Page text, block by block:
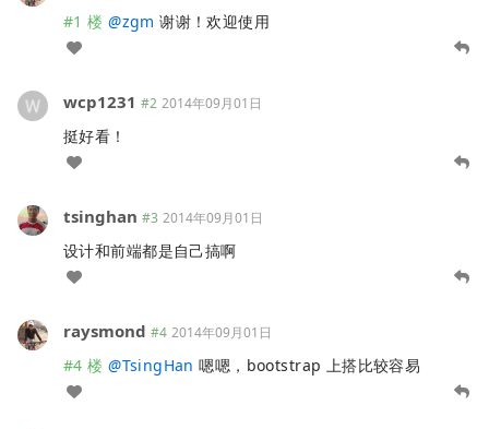
#1 楼 @zgm 谢谢！欢迎使用
wcp1231 #2 2014年09月01日
挺好看！
tsinghan #3 2014年09月01日
设计和前端都是自己搞啊
raysmond #4 2014年09月01日
#4 楼 @TsingHan 嗯嗯，bootstrap 上搭比较容易